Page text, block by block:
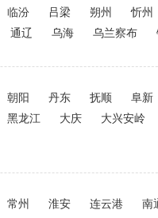
临汾 吕梁 朔州
忻州
通辽 乌海 乌兰察布
朝阳 丹东 抚顺
阜新
黑龙江 大庆
大兴安岭
常州 淮安 连云港
南